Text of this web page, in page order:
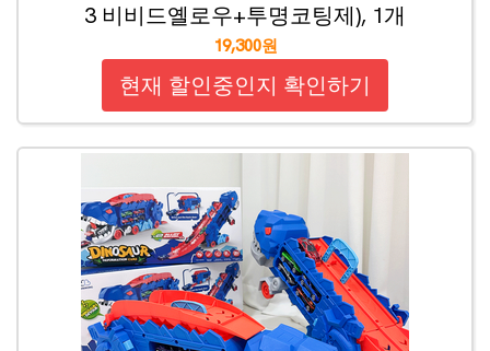
3 비비드옐로우+투명코팅제), 1개
19,300원
현재 할인중인지 확인하기